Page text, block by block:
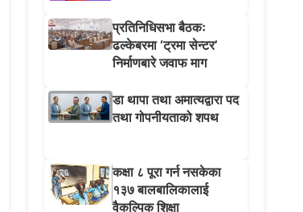
प्रतिनिधिसभा बैठकः
ढल्केबरमा ‘ट्रमा सेन्टर’
निर्माणबारे जवाफ माग
डा थापा तथा अमात्यद्वारा पद
तथा गोपनीयताको शपथ
कक्षा ८ पूरा गर्न नसकेका
१३७ बालबालिकालाई
वैकल्पिक शिक्षा